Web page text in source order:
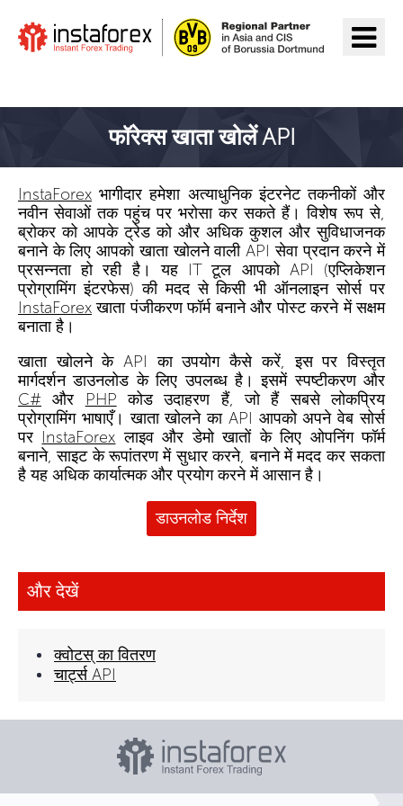
फॉरेक्स खाता खोलें API
InstaForex भागीदार हमेशा अत्याधुनिक इंटरनेट तकनीकों और
नवीन सेवाओं तक पहुंच पर भरोसा कर सकते हैं। विशेष रूप से,
ब्रोकर को आपके ट्रेड को और अधिक कुशल और सुविधाजनक
बनाने के लिए आपको खाता खोलने वाली API सेवा प्रदान करने में
प्रसन्नता हो रही है। यह IT टूल आपको API (एप्लिकेशन
प्रोग्रामिंग इंटरफेस) की मदद से किसी भी ऑनलाइन सोर्स पर
InstaForexखाता पंजीकरण फॉर्म बनाने और पोस्ट करने में सक्षम
बनाता है।
खाता खोलने के API का उपयोग कैसे करें, इस पर विस्तृत
मार्गदर्शन डाउनलोड के लिए उपलब्ध है। इसमें स्पष्टीकरण और
C# और PHP कोड उदाहरण हैं, जो हैं सबसे लोकप्रिय
प्रोग्रामिंग भाषाएँ। खाता खोलने का API आपको अपने वेब सोर्स
पर InstaForex लाइव और डेमो खातों के लिए ओपनिंग फॉर्म
बनाने, साइट के रूपांतरण में सुधार करने, बनाने में मदद कर सकता
है यह अधिक कार्यात्मक और प्रयोग करने में आसान है।
डाउनलोड निर्देश
और देखें
क्वोटस् का वितरण
चार्ट्स API